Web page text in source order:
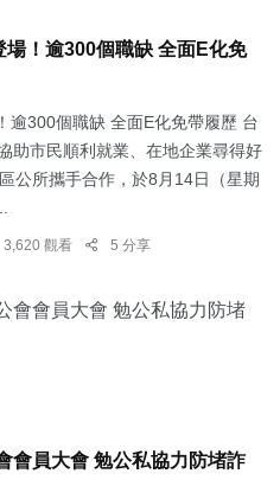
！逾300個職缺 全面E化免
逾300個職缺 全面E化免帶履歷 台
助市民順利就業、在地企業尋得好
公所攜手合作，於8月14日（星期
3,620 觀看 5 分享
會員大會 勉公私協力防堵詐